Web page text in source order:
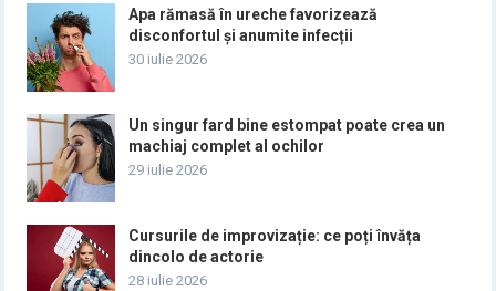
Apa rămasă în ureche favorizează
disconfortul și anumite infecții
30 iulie 2026
Un singur fard bine estompat poate crea un
machiaj complet al ochilor
29 iulie 2026
Cursurile de improvizație: ce poți învăța
dincolo de actorie
28 iulie 2026